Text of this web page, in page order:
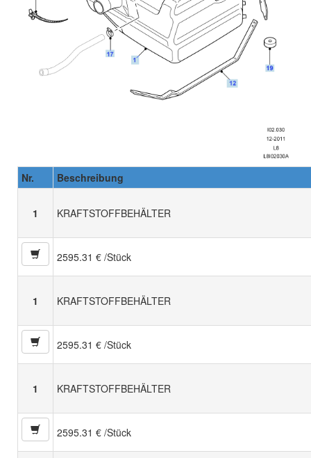
Nr. Beschreibung
1 KRAFTSTOFFBEHÄLTER
2595.31 € /Stück
1 KRAFTSTOFFBEHÄLTER
2595.31 € /Stück
1 KRAFTSTOFFBEHÄLTER
2595.31 € /Stück